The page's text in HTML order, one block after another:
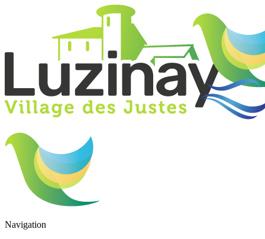
Navigation